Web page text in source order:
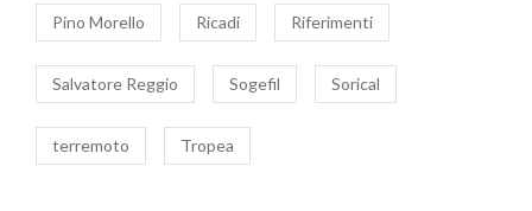
Pino Morello Ricadi Riferimenti
Salvatore Reggio Sogefil Sorical
terremoto Tropea